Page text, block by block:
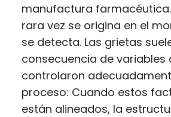
manufactura
rara vez se origina en el
se detecta. Las grietas
consecuencia de variables
controlaron
proceso: Cuando estos
están alineados, la